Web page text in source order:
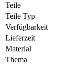
Teile
Teile Typ
Verfügbarkeit
Lieferzeit
Material
Thema